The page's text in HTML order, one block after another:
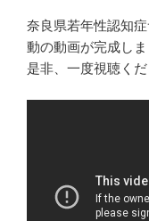
奈良県若年性認知
動の動画が完成しま
是非、一度視聴くだ